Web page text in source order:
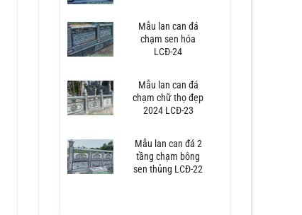
Mẫu lan can đá
chạm sen hóa
LCĐ-24
Mẫu lan can đá
chạm chữ thọ đẹp
2024 LCĐ-23
Mẫu lan can đá 2
tầng chạm bông
sen thủng LCĐ-22